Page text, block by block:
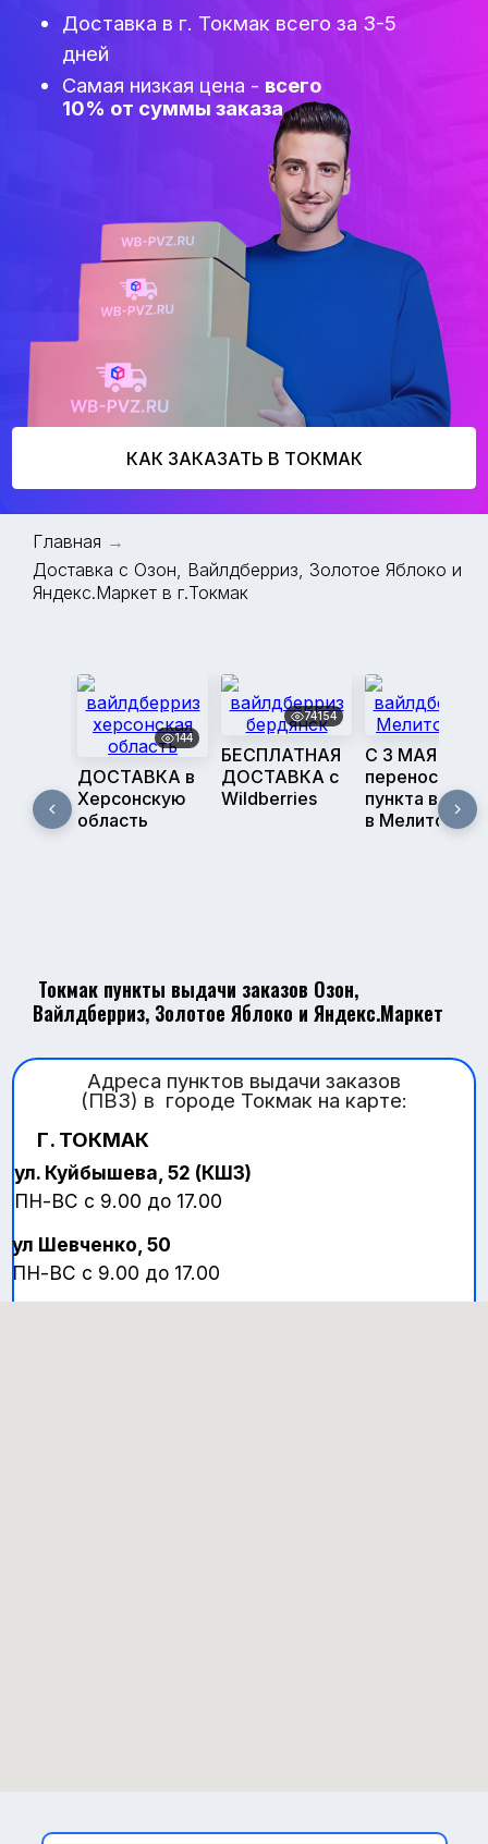
10% от суммы заказа
КАК ЗАКАЗАТЬ В ТОКМАК
Главная →
Доставка с Озон, Вайлдберриз, Золотое Яблоко и
Яндекс.Маркет в г.Токмак
144
ДОСТАВКА в
Херсонскую
область
74154
БЕСПЛАТНАЯ
ДОСТАВКА с
Wildberries
С З МАЯ -
перенос
пункта
в Мелитополе
Токмак пункты выдачи заказов Озон,
Вайлдберриз, Золотое Яблоко и Яндекс.Маркет
ПН-ВС с 9.00 до 17.00
ул Шевченко, 50